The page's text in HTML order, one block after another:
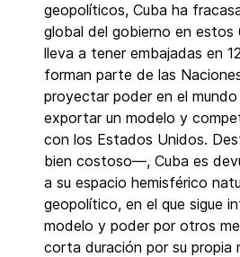
geopolíticos, Cuba ha
global del gobierno en estos
lleva a tener embajadas en
forman parte de las
proyectar poder en el
exportar un modelo y
con los Estados Unidos.
bien costoso—, Cuba es
a su espacio hemisférico
geopolítico, en el que sigue
modelo y poder por otros
corta duración por su propia